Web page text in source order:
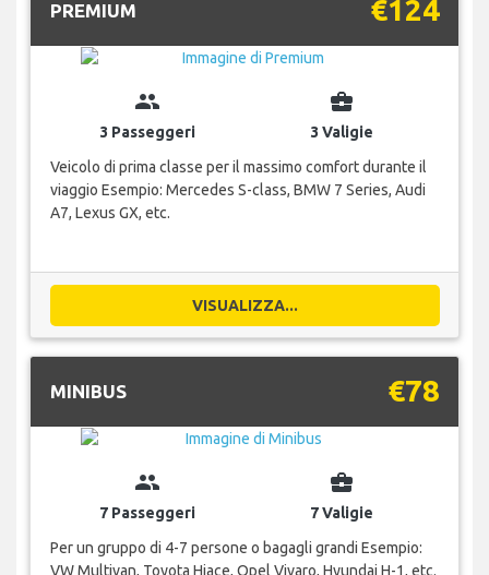
PREMIUM €124
group
3 Passeggeri
business_center
3 Valigie
Veicolo di prima classe per il massimo comfort durante il
viaggio Esempio: Mercedes S-class, BMW 7 Series, Audi
A7, Lexus GX, etc.
VISUALIZZA...
MINIBUS €78
group
7 Passeggeri
business_center
7 Valigie
Per un gruppo di 4-7 persone o bagagli grandi Esempio:
VW Multivan, Toyota Hiace, Opel Vivaro, Hyundai H-1, etc.